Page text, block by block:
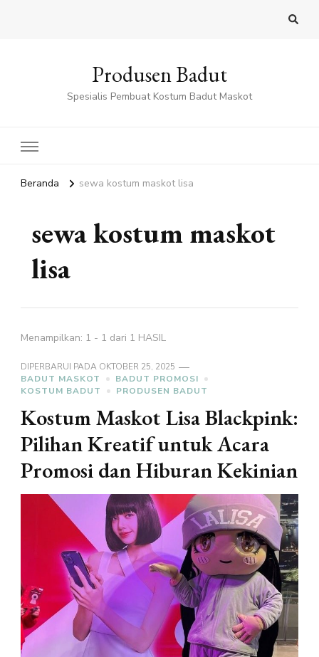
Produsen Badut
Spesialis Pembuat Kostum Badut Maskot
Beranda sewa kostum maskot lisa
sewa kostum maskot
lisa
Menampilkan: 1 - 1 dari 1 HASIL
DIPERBARUI PADA OKTOBER 25, 2025
BADUT MASKOT
BADUT PROMOSI
KOSTUM BADUT
PRODUSEN BADUT
Kostum Maskot Lisa Blackpink:
Pilihan Kreatif untuk Acara
Promosi dan Hiburan Kekinian